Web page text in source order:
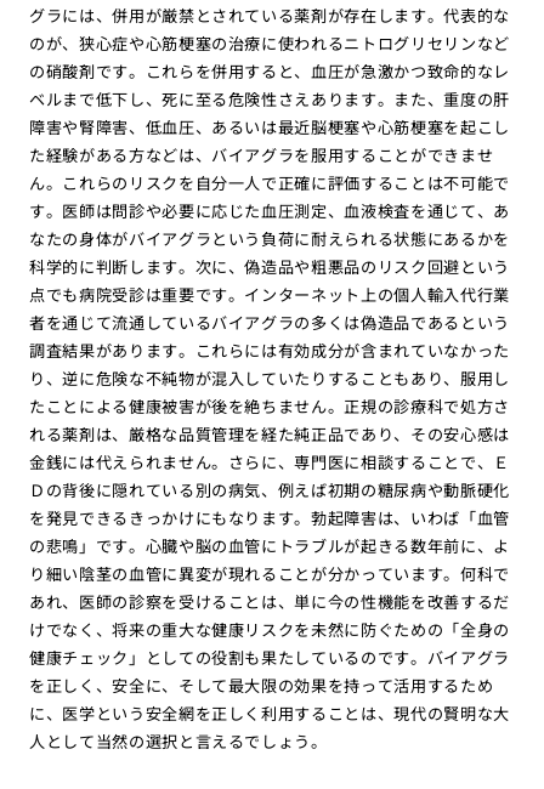
グラには、併用が厳禁とされている薬剤が存在します。代表的な
のが、狭心症や心筋梗塞の治療に使われるニトログリセリンなど
の硝酸剤です。これらを併用すると、血圧が急激かつ致命的なレ
ベルまで低下し、死に至る危険性さえあります。また、重度の肝
障害や腎障害、低血圧、あるいは最近脳梗塞や心筋梗塞を起こし
た経験がある方などは、バイアグラを服用することができませ
ん。これらのリスクを自分一人で正確に評価することは不可能で
す。医師は問診や必要に応じた血圧測定、血液検査を通じて、あ
なたの身体がバイアグラという負荷に耐えられる状態にあるかを
科学的に判断します。次に、偽造品や粗悪品のリスク回避という
点でも病院受診は重要です。インターネット上の個人輸入代行業
者を通じて流通しているバイアグラの多くは偽造品であるという
調査結果があります。これらには有効成分が含まれていなかった
り、逆に危険な不純物が混入していたりすることもあり、服用し
たことによる健康被害が後を絶ちません。正規の診療科で処方さ
れる薬剤は、厳格な品質管理を経た純正品であり、その安心感は
金銭には代えられません。さらに、専門医に相談することで、Ｅ
Ｄの背後に隠れている別の病気、例えば初期の糖尿病や動脈硬化
を発見できるきっかけにもなります。勃起障害は、いわば「血管
の悲鳴」です。心臓や脳の血管にトラブルが起きる数年前に、よ
り細い陰茎の血管に異変が現れることが分かっています。何科で
あれ、医師の診察を受けることは、単に今の性機能を改善するだ
けでなく、将来の重大な健康リスクを未然に防ぐための「全身の
健康チェック」としての役割も果たしているのです。バイアグラ
を正しく、安全に、そして最大限の効果を持って活用するため
に、医学という安全網を正しく利用することは、現代の賢明な大
人として当然の選択と言えるでしょう。